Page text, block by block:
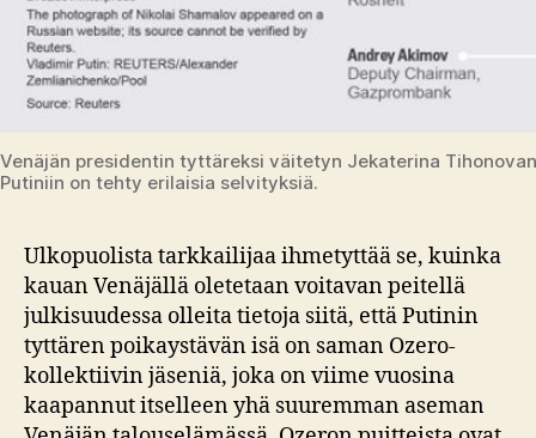
Venäjän presidentin tyttäreksi väitetyn Jekaterina
Putiniin on tehty erilaisia selvityksiä.
Ulkopuolista tarkkailijaa ihmetyttää se, kuinka
kauan Venäjällä oletetaan voitavan peitellä
julkisuudessa olleita tietoja siitä, että Putinin
tyttären poikaystävän isä on saman Ozero-
kollektiivin jäseniä, joka on viime vuosina
kaapannut itselleen yhä suuremman aseman